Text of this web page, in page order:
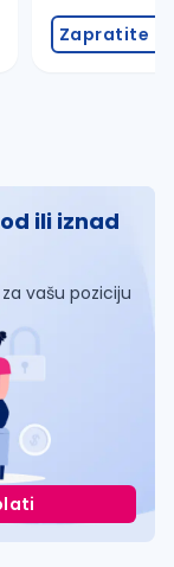
Zapratite
ili iznad
vašu poziciju